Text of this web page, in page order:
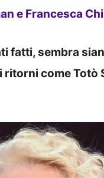
e Francesca
fatti, sembra
ritorni come Totò